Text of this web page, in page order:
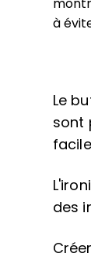
à
Le
sont
des